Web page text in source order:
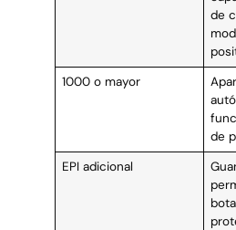
de
1000 o mayor
de
EPI adicional